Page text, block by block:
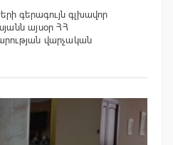
գերագույն գլխավոր
այսօր ՀՀ
վարչական